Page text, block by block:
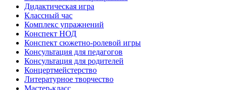
Дидактическая игра
Классный час
Комплекс упражнений
Конспект НОД
Конспект сюжетно-ролевой игры
Консультация для педагогов
Консультация для родителей
Концертмейстерство
Литературное творчество
Мастер-класс